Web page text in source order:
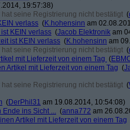
19:57:38)
seine Registrierung nicht bestätigt (
verlass (K.hohensinn am
KEIN verlass (Jacob Elektronik am
ist KEIN verlass (K.hohensinn am
seine Registrierung nicht bestätigt (
mit Lieferzeit von einem Tag (
Artikel mit Lieferzeit von einem Tag (
seine Registrierung nicht bestätigt (
(DerPhil31 am 19.08.2014, 10:54:08)
ins Sicht ... (anna772 am
Artikel mit Lieferzeit von einem Tag